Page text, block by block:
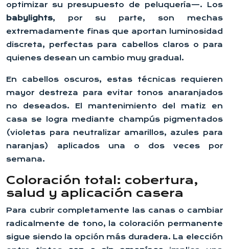
optimizar su presupuesto de peluquería—. Los
babylights, por su parte, son mechas
extremadamente finas que aportan luminosidad
discreta, perfectas para cabellos claros o para
quienes desean un cambio muy gradual.
En cabellos oscuros, estas técnicas requieren
mayor destreza para evitar tonos anaranjados
no deseados. El mantenimiento del matiz en
casa se logra mediante champús pigmentados
(violetas para neutralizar amarillos, azules para
naranjas) aplicados una o dos veces por
semana.
Coloración total: cobertura,
salud y aplicación casera
Para cubrir completamente las canas o cambiar
radicalmente de tono, la coloración permanente
sigue siendo la opción más duradera. La elección